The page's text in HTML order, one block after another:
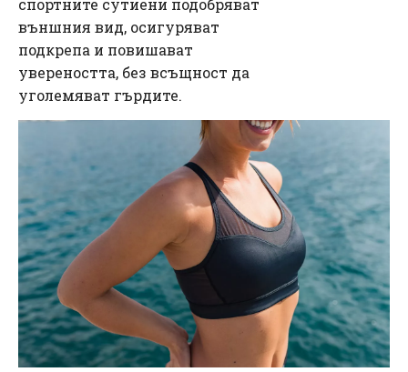
външния вид, осигуряват
подкрепа и повишават
увереността, без всъщност да
уголемяват гърдите.